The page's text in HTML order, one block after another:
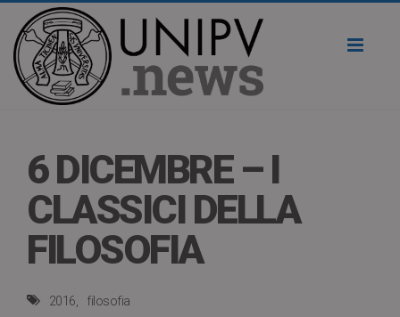
6 DICEMBRE – I
CLASSICI DELLA
FILOSOFIA
2016 filosofia